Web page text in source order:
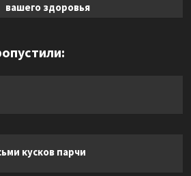
вашего здоровья
кусков парчи